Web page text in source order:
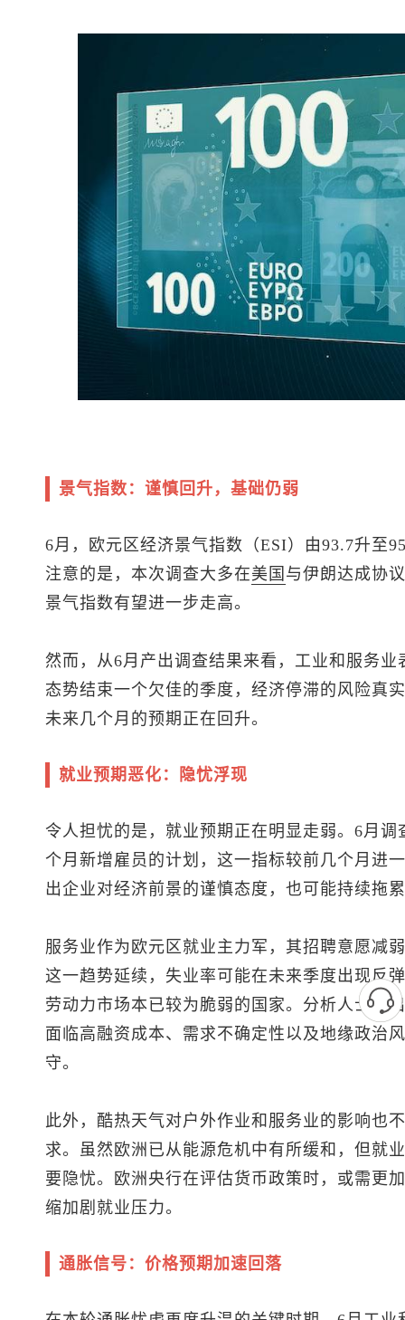
景气指数：谨慎回升，基础仍弱
6月，欧元区经济景气指数（ESI）由93.7升至
注意的是，本次调查大多在美国 与伊朗达成协
景气指数有望进一步走高。
然而，从6月产出调查结果来看，工业和服务
态势结束一个欠佳的季度，经济停滞的风险真
未来几个月的预期正在回升。
就业预期恶化：隐忧浮现
令人担忧的是，就业预期正在明显走弱。6月
个月新增雇员的计划，这一指标较前几个月进
出企业对经济前景的谨慎态度，也可能持续拖
服务业作为欧元区就业主力军，其招聘意愿减
这一趋势延续，失业率可能在未来季度出现反
劳动力市场本已较为脆弱的国家。分析人士指
面临高融资成本、需求不确定性以及地缘政治
守。
此外，酷热天气对户外作业和服务业的影响也
求。虽然欧洲已从能源危机中有所缓和，但就
要隐忧。欧洲央行在评估货币政策时，或需更
缩加剧就业压力。
通胀信号：价格预期加速回落